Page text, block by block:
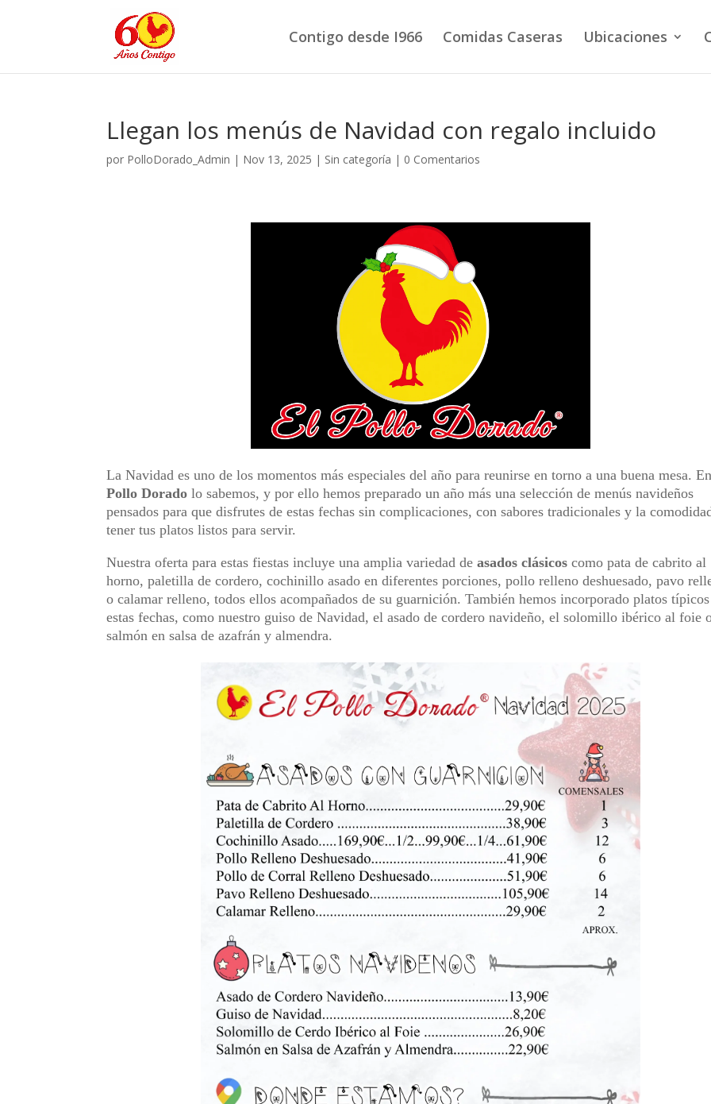
Contigo desde I966 Comidas Caseras Ubicaciones
Llegan los menús de Navidad con regalo incluido
por PolloDorado_Admin | Nov 13, 2025 | Sin categoría | 0 Comentarios
La Navidad es uno de los momentos más especiales del año para reunirse en torno a una buena mesa.
Pollo Dorado lo sabemos, y por ello hemos preparado un año más una selección de menús navideños
pensados para que disfrutes de estas fechas sin complicaciones, con sabores tradicionales y la
tener tus platos listos para servir.
Nuestra oferta para estas fiestas incluye una amplia variedad deasados clásicos como pata de cabrito al
horno, paletilla de cordero, cochinillo asado en diferentes porciones, pollo relleno deshuesado, pavo
o calamar relleno, todos ellos acompañados de su guarnición. También hemos incorporado platos
estas fechas, como nuestro guiso de Navidad, el asado de cordero navideño, el solomillo ibérico al foie
salmón en salsa de azafrán y almendra.